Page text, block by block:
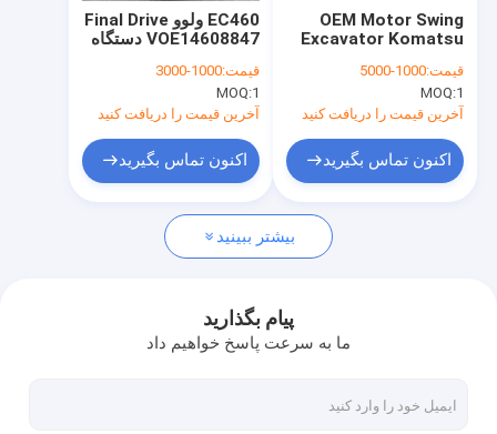
تماس با ما
جعبه گیربکس کاهش حرکت حفاری
قطعات درایو نهایی بیل مکانیکی
EC460 ولوو Final Drive
VOE14608847 دستگاه
Voe14569653
14648036 14569653
Voe14508165
قیمت:1000-3000
MOQ:1
آخرین قیمت را دریافت کنید
اکنون تماس بگیرید
OEM Motor Swing
Excavator Komatsu
هندی
قیمت:1000-5000
MOQ:1
آخرین قیمت را دریافت کنید
اکنون تماس بگیرید
بیشتر ببینید
پیام بگذارید
ما به سرعت پاسخ خواهیم داد